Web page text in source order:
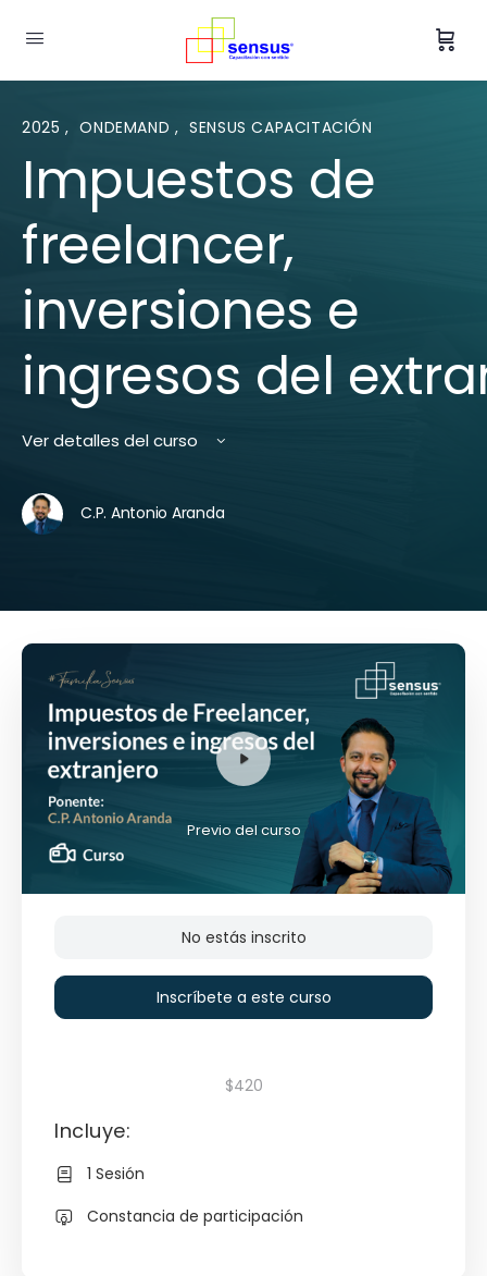
2025, ONDEMAND , SENSUS CAPACITACIÓN
Impuestos de
freelancer,
inversiones e
ingresos del
Ver detalles del curso
C.P. Antonio Aranda
Previo del curso
No estás inscrito
Inscríbete a este curso
$420
Incluye:
1 Sesión
Constancia de participación